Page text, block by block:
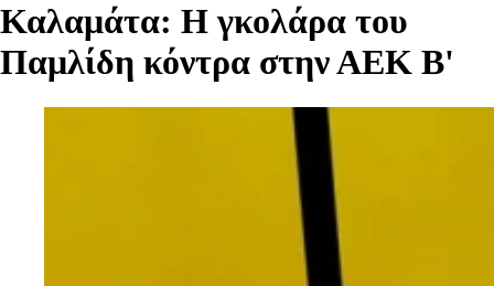
Καλαμάτα: Η γκολάρα του
Παμλίδη κόντρα στην ΑΕΚ Β'